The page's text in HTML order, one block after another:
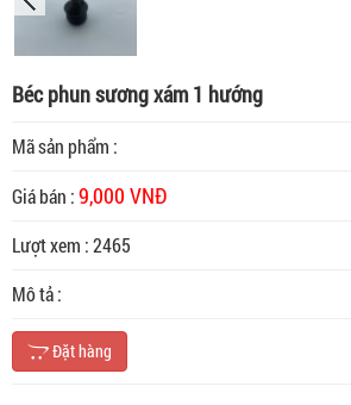
Béc phun sương xám 1 hướng
Mã sản phẩm :
Giá bán :9,000 VNĐ
Lượt xem : 2465
Mô tả :
Đặt hàng